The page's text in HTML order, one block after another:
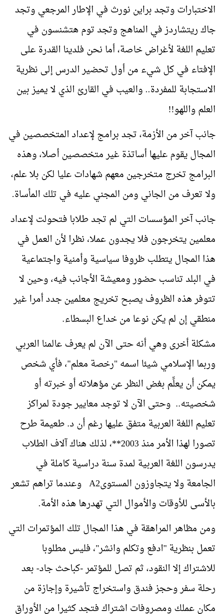
الاختبارات وتجد براين نورث في الإطار المرجعي وتجد
جاك ريتشاردز في المناهج وتجد توم هتشنسون في
تعليم اللغة لأغراض خاصة، أما نحن فلدينا القدرة على
الإفتاء في كل شيء من أول تحضير الدرس إلى نظرية
الاستجابة للمفردة.. والعيب في القارئ الذي لا يميز بين
العلم واللهو!!
جانب آخر من الأزمة، تجد برامج لإعداد المتخصصين في
المجال يقوم عليها أساتذة غير متخصصين أصلا، وهذه
البرامج تخرج متخرجين معهم شهادات عليا لكن بلا علم،
ولا تعرف من الجاني ومن المجني عليه في تلك المأساة.
جانب آخر المؤسسات التي لم تجد طلابا فتحولت لإعداد
معلمين يتخرجون فلا يجدون عملا، نظرا لأن العمل في
هذا المجال يتطلب ظروفا سياسية وأمنية واجتماعية
في البلد تناسب حضور ومعيشة الأجانب فيه، وحين لا
تتوفر هذه الظروف يصبح تخريج معلمين جدد أمرا غير
منطقي إن لم يكن نوعا من خداع البسطاء.
مشكلة أخرى وهي أنه حتى الآن لم يعرف عالمنا العربي
وربما الإسلامي شيئا اسمه "رخصة معلم"، فأي شخص
يمكن أن يعلِّم بغض النظر عن مؤهلاته أو خبرته أو
شخصيته.. وحتى الآن لا توجد معايير جودة لمراكز
تعليم اللغة العربية متفق عليها رغم أن د. طعيمة طرح
تصورا لهذا الأمر منذ 2003**، لذلك هناك آلاف الطلاب
يدرسون اللغة العربية لمدة سنة دراسية كاملة في
الجامعة ولا يتجاوزون المستوىA2 وعندما تراهم تشعر
بالأسى للأوقات والأموال التي تهدرها هذه الأمة.
ومن مظاهر المراهقة في هذا المجال تلك المؤتمرات التي
تعمل بنظرية "ادفع وتكلم وانشر"، فليس مطلوبا
للاشتراك إلا النقود، ثم تصل للمؤتمر -كباحث جاد- بعد
رحلة سفر وحجز فندق واستخراج تأشيرة وإجازة من
مكان عملك ومصروفات اشتراك فتجد كثيرا من الأوراق